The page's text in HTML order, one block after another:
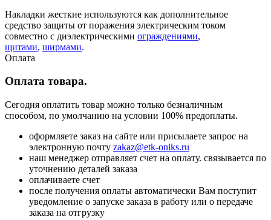
Накладки жесткие используются как дополнительное
средство защиты от поражения электрическим током
совместно с диэлектрическими ограждениями,
щитами, ширмами.
Оплата
Оплата товара.
Сегодня оплатить товар можно только безналичным
способом, по умолчанию на условии 100% предоплаты.
оформляете заказ на сайте или присылаете запрос на
электронную почту zakaz@etk-oniks.ru
наш менеджер отправляет счет на оплату. связывается по
уточнению деталей заказа
оплачиваете счет
после получения оплаты автоматически Вам поступит
уведомление о запуске заказа в работу или о передаче
заказа на отгрузку